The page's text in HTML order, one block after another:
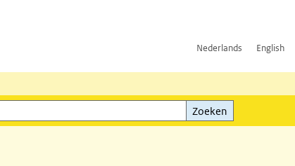
Nederlands English
Zoeken